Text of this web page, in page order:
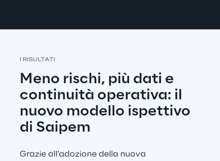
I RISULTATI
Meno rischi, più dati e
continuità operativa: il
nuovo modello ispettivo
di Saipem
Grazie all’adozione della nuova